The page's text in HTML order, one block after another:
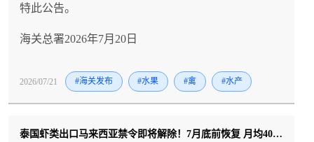
特此公告。
海关总署2026年7月20日
2026/07/21 #海关发布 #水果 #禽 #水产
泰国虾类出口马来西亚禁令即将解除！7月底前恢复 月均400吨市场重开